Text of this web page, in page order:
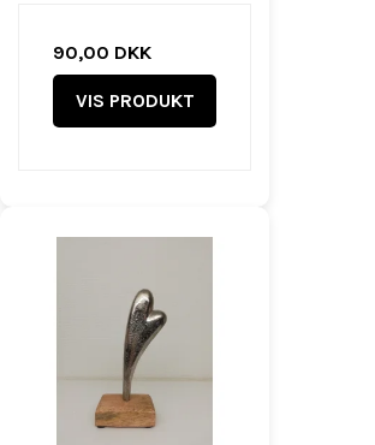
90,00 DKK
VIS PRODUKT